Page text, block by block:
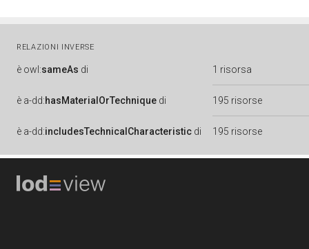
RELAZIONI INVERSE
è owl:sameAs di 1 risorsa
è a-dd:hasMaterialOrTechnique di 195 risorse
è a-dd:includesTechnicalCharacteristic di 195 risorse